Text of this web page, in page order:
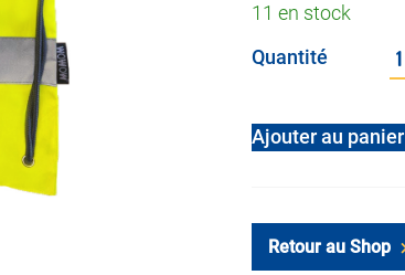
11 en stock
Quantité
Ajouter au panier
Retour au Shop